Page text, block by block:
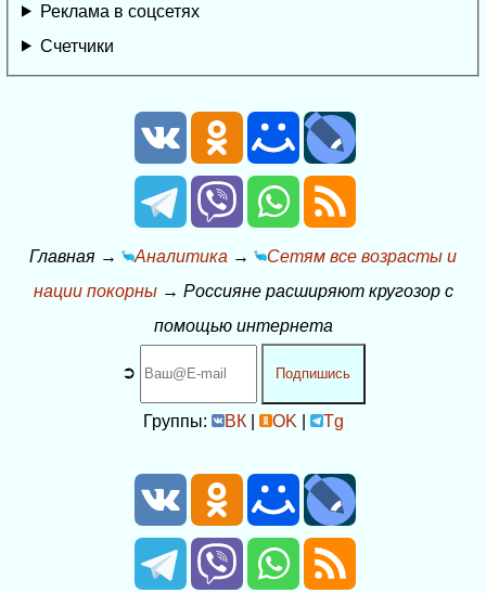
Реклама в соцсетях
Счетчики
Главная → Аналитика →
Сетям все возрасты и
нации покорны→ Россияне расширяют кругозор с
помощью интернета
➲ Подпишись
Группы: ВК| OK Tg